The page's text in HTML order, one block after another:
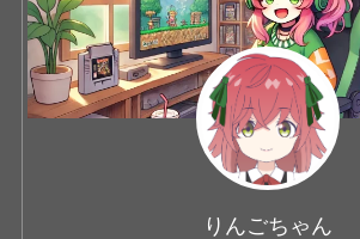
りんごちゃん